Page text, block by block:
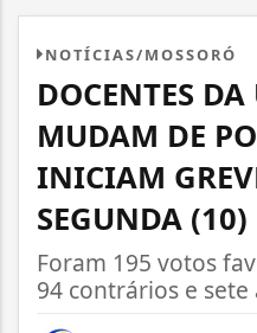
NOTÍCIAS/MOSSORÓ
DOCENTES DA
MUDAM DE
INICIAM
SEGUNDA (10)
Foram 195 votos
94 contrários e sete